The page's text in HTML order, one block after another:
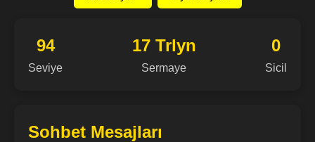
94
Seviye
17 Trlyn
Sermaye
0
Sicil
Sohbet Mesajları